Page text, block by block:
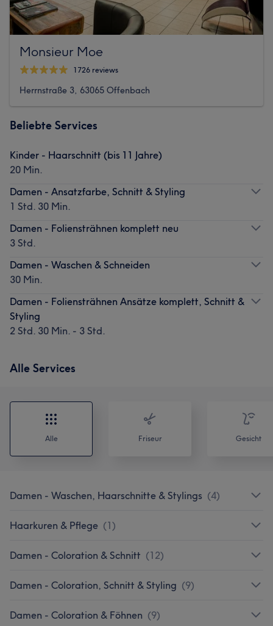
Monsieur Moe
1726 reviews
Herrnstraße 3, 63065 Offenbach
Beliebte Services
Kinder - Haarschnitt (bis 11 Jahre)
20 Min.
Damen - Ansatzfarbe, Schnitt & Styling
1 Std. 30 Min.
Damen - Foliensträhnen komplett neu
3 Std.
Damen - Waschen & Schneiden
30 Min.
Damen - Foliensträhnen Ansätze komplett, Schnitt &
Styling
2 Std. 30 Min. - 3 Std.
Alle Services
Alle Friseur Gesicht
Damen - Waschen, Haarschnitte & Stylings (4)
Haarkuren & Pflege (1)
Damen - Coloration & Schnitt (12)
Damen - Coloration, Schnitt & Styling (9)
Damen - Coloration & Föhnen (9)